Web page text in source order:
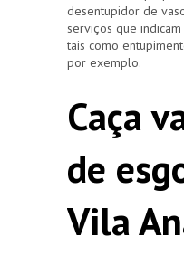
desentupidor de
serviços que
tais como
por exemplo.
Caça
de
Vila